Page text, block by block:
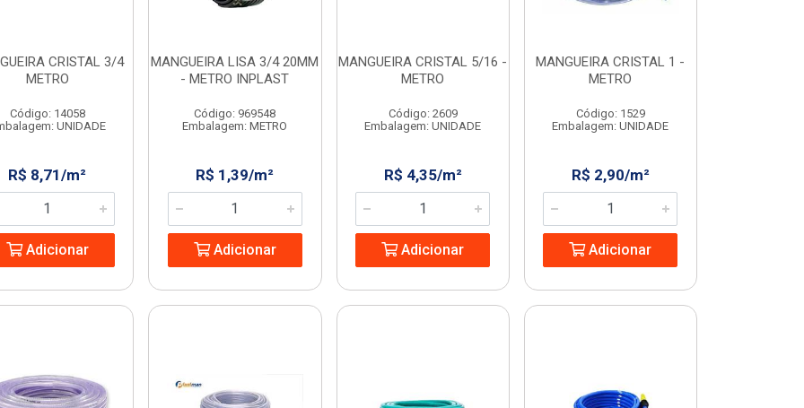
CRISTAL 3/4
METRO
Código: 14058
UNIDADE
R$ 8,71/m²
Adicionar
MANGUEIRA LISA 3/4 20MM
- METRO INPLAST
Código: 969548
Embalagem: METRO
R$ 1,39/m²
Adicionar
MANGUEIRA CRISTAL 5/16 -
METRO
Código: 2609
Embalagem: UNIDADE
R$ 4,35/m²
Adicionar
MANGUEIRA CRISTAL 1 -
METRO
Código: 1529
Embalagem: UNIDADE
R$ 2,90/m²
Adicionar